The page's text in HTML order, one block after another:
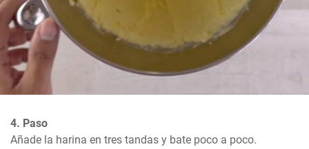
4. Paso
Añade la harina en tres tandas y bate poco a poco.